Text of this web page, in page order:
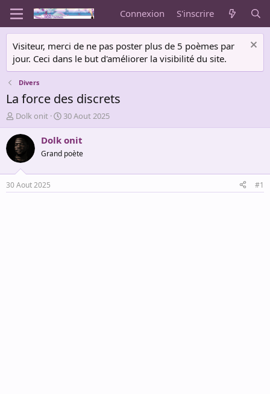
Connexion S'inscrire
Visiteur, merci de ne pas poster plus de 5 poèmes par
jour. Ceci dans le but d'améliorer la visibilité du site.
Divers
La force des discrets
A
u
t
e
u
r
d
e
Dolk onit
D
a
t
d
é
30 Aout 2025
Dolk onit
Grand poète
30 Aout 2025 #1